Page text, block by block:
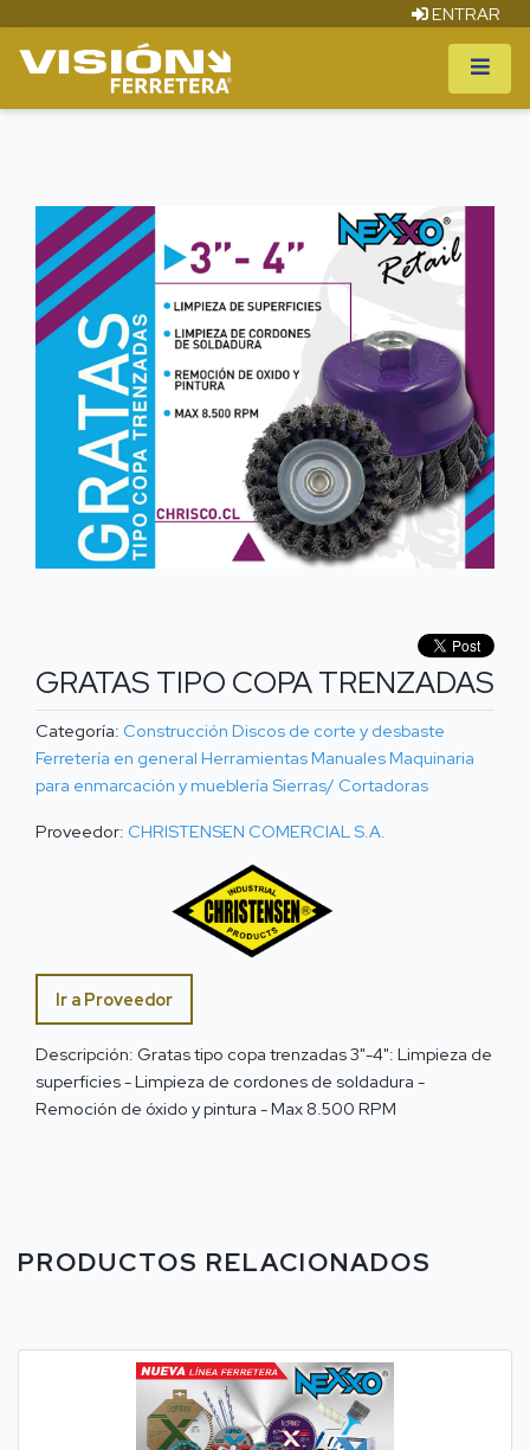
ENTRAR
GRATAS TIPO COPA TRENZADAS
Categoría: Construcción Discos de corte y desbaste
Ferretería en general Herramientas Manuales Maquinaria
para enmarcación y mueblería Sierras/ Cortadoras
Proveedor: CHRISTENSEN COMERCIAL S.A.
Ir a Proveedor
Descripción: Gratas tipo copa trenzadas 3"-4": Limpieza de
superficies - Limpieza de cordones de soldadura -
Remoción de óxido y pintura - Max 8.500 RPM
PRODUCTOS RELACIONADOS